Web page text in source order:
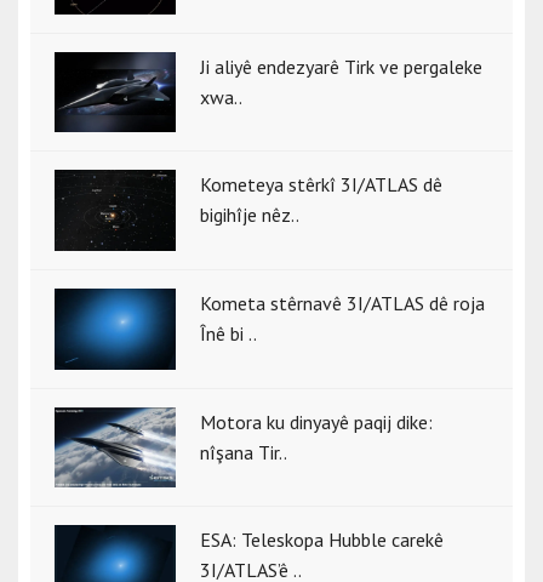
Ji aliyê endezyarê Tirk ve pergaleke
xwa..
Kometeya stêrkî 3I/ATLAS dê
bigihîje nêz..
Kometa stêrnavê 3I/ATLAS dê roja
Înê bi ..
Motora ku dinyayê paqij dike:
nîşana Tir..
ESA: Teleskopa Hubble carekê
3I/ATLAS’ê ..